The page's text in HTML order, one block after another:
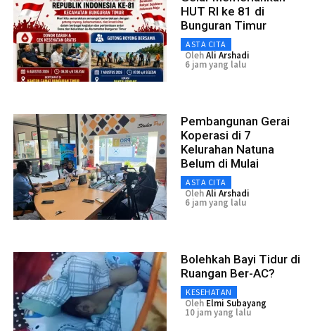
HUT RI ke 81 di
Bunguran Timur
ASTA CITA
OlehAli Arshadi
6 jam yang lalu
Pembangunan Gerai
Koperasi di 7
Kelurahan Natuna
Belum di Mulai
ASTA CITA
OlehAli Arshadi
6 jam yang lalu
Bolehkah Bayi Tidur di
Ruangan Ber-AC?
KESEHATAN
Oleh Elmi Subayang
10 jam yang lalu